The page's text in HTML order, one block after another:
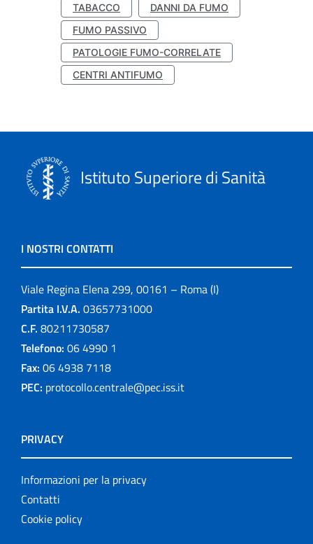
TABACCO
DANNI DA FUMO
FUMO PASSIVO
PATOLOGIE FUMO-CORRELATE
CENTRI ANTIFUMO
Istituto Superiore di Sanità
I NOSTRI CONTATTI
Viale Regina Elena 299, 00161 – Roma (I)
Partita I.V.A. 03657731000
C.F. 80211730587
Telefono: 06 4990 1
Fax: 06 4938 7118
PEC: protocollo.centrale@pec.iss.it
PRIVACY
Informazioni per la privacy
Contatti
Cookie policy